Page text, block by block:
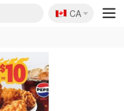
🇨🇦
CA